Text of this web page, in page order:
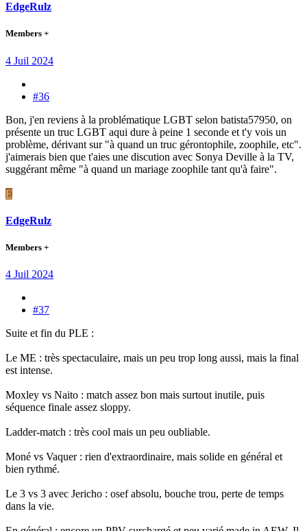
EdgeRulz
Members +
4 Juil 2024
#36
Bon, j'en reviens à la problématique LGBT selon batista57950, on
présente un truc LGBT aqui dure à peine 1 seconde et t'y vois un
problème, dérivant sur "à quand un truc gérontophile, zoophile, etc".
j'aimerais bien que t'aies une discution avec Sonya Deville à la TV,
suggérant même "à quand un mariage zoophile tant qu'à faire".
E
EdgeRulz
Members +
4 Juil 2024
#37
Suite et fin du PLE :
Le ME : très spectaculaire, mais un peu trop long aussi, mais la final
est intense.
Moxley vs Naito : match assez bon mais surtout inutile, puis
séquence finale assez sloppy.
Ladder-match : très cool mais un peu oubliable.
Moné vs Vaquer : rien d'extraordinaire, mais solide en général et
bien rythmé.
Le 3 vs 3 avec Jericho : osef absolu, bouche trou, perte de temps
dans la vie.